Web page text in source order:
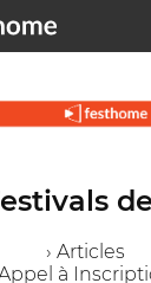
› Articles
Appel à